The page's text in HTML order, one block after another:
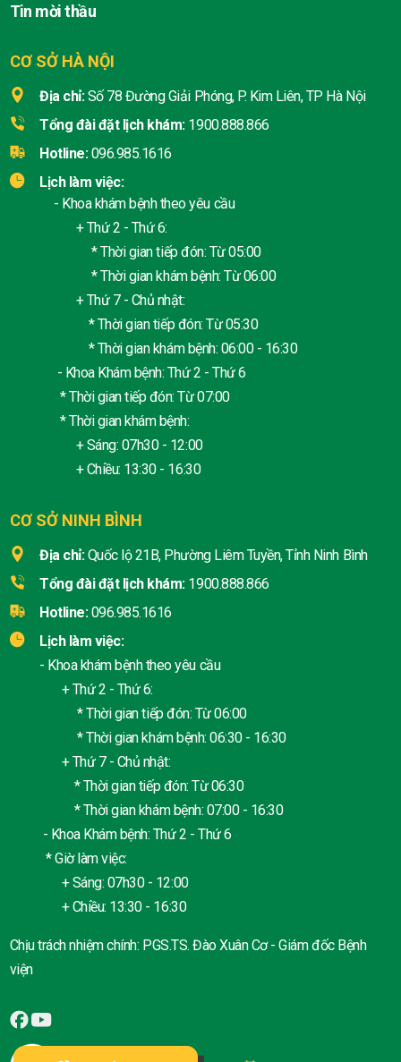
CƠ SỞ HÀ NỘI
Địa chỉ: Số 78 Đường Giải Phóng, P. Kim Liên, TP Hà Nội
Tổng đài đặt lịch khám: 1900.888.866
Hotline: 096.985.1616
Lịch làm việc:
- Khoa khám bệnh theo yêu cầu
+ Thứ 2 - Thứ 6:
* Thời gian tiếp đón: Từ 05:00
* Thời gian khám bệnh: Từ 06:00
+ Thứ 7 - Chủ nhật:
* Thời gian tiếp đón: Từ 05:30
* Thời gian khám bệnh: 06:00 - 16:30
- Khoa Khám bệnh: Thứ 2 - Thứ 6
* Thời gian tiếp đón: Từ 07:00
* Thời gian khám bệnh:
+ Sáng: 07h30 - 12:00
+ Chiều: 13:30 - 16:30
CƠ SỞ NINH BÌNH
Địa chỉ: Quốc lộ 21B, Phường Liêm Tuyền, Tỉnh Ninh Bình
Tổng đài đặt lịch khám: 1900.888.866
Hotline: 096.985.1616
Lịch làm việc:
- Khoa khám bệnh theo yêu cầu
+ Thứ 2 - Thứ 6:
* Thời gian tiếp đón: Từ 06:00
* Thời gian khám bệnh: 06:30 - 16:30
+ Thứ 7 - Chủ nhật:
* Thời gian tiếp đón: Từ 06:30
* Thời gian khám bệnh: 07:00 - 16:30
- Khoa Khám bệnh: Thứ 2 - Thứ 6
* Giờ làm việc:
+ Sáng: 07h30 - 12:00
+ Chiều: 13:30 - 16:30
Chịu trách nhiệm chính: PGS.TS. Đào Xuân Cơ - Giám đốc Bệnh
viện
Tin mời thầu